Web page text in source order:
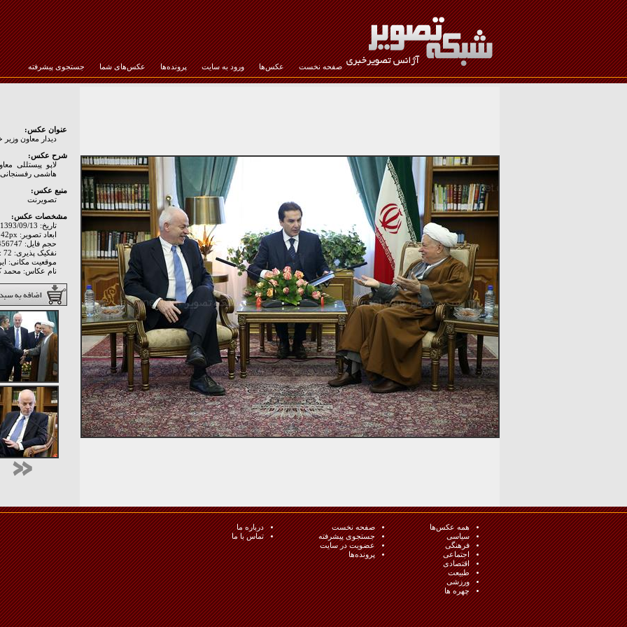
صفحه نخست عکس‌ها ورود به سایت پرونده‌ها عکس‌های شما جستجوی پیشرفته
عنوان عکس:
دیدار معاون وزیر
شرح عکس:
لاپو پیستللی
هاشمی
منبع عکس:
تصويرنت
مشخصات عکس:
تاریخ: 1393/09/13
ابعاد تصویر: 1400px * 942px
حجم فایل: 1456747 Byte
نفکیک پذیری: Hor: 72 - Ver: 72
موقعیت مکانی:
نام عکاس: محمد
همه عکس‌ها
سیاسی
فرهنگی
اجتماعی
اقتصادی
طبيعت
ورزشی
چهره ها
صفحه نخست
جستجوی پیشرفته
عضویت در سایت
پرونده‌ها
درباره ما
تماس با ما